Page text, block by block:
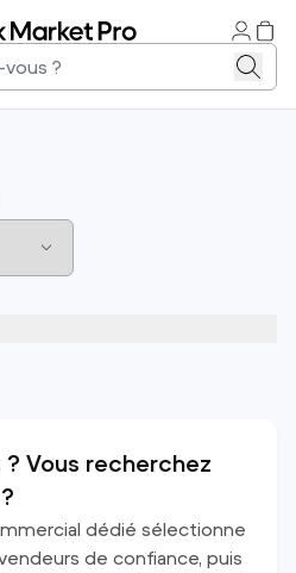
? Vous recherchez
dédié sélectionne
de confiance, puis